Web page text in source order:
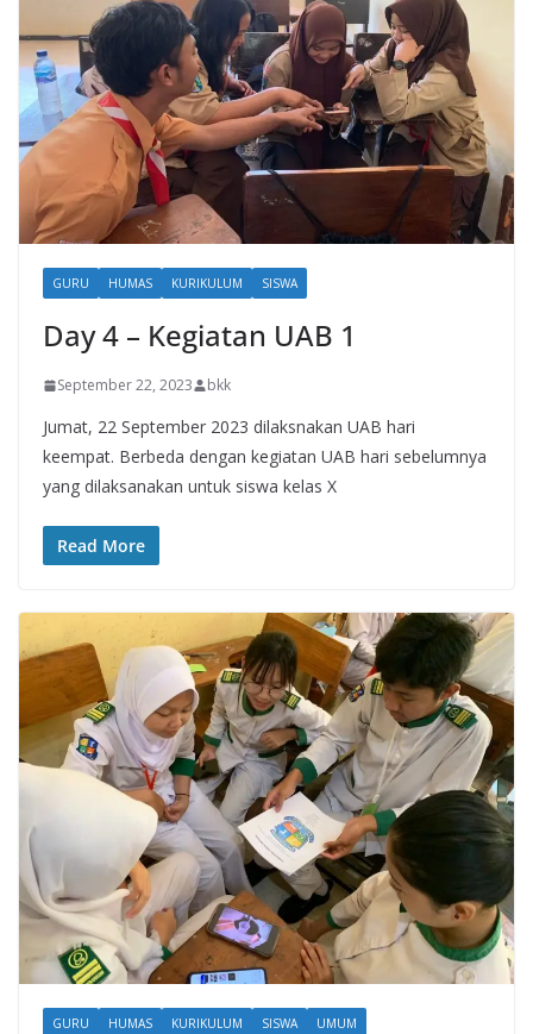
GURU HUMAS KURIKULUM SISWA
Day 4 – Kegiatan UAB 1
September 22, 2023 bkk
Jumat, 22 September 2023 dilaksnakan UAB hari
keempat. Berbeda dengan kegiatan UAB hari sebelumnya
yang dilaksanakan untuk siswa kelas X
Read More
GURU HUMAS KURIKULUM SISWA UMUM